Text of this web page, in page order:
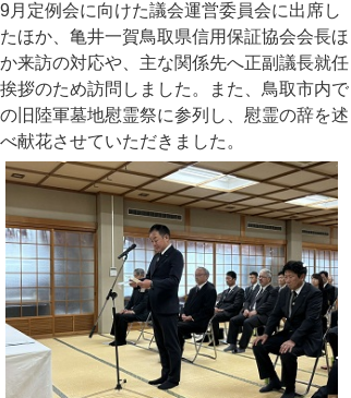
9月定例会に向けた議会運営委員会に出席し
たほか、亀井一賀鳥取県信用保証協会会長ほ
か来訪の対応や、主な関係先へ正副議長就任
挨拶のため訪問しました。また、鳥取市内で
の旧陸軍墓地慰霊祭に参列し、慰霊の辞を述
べ献花させていただきました。